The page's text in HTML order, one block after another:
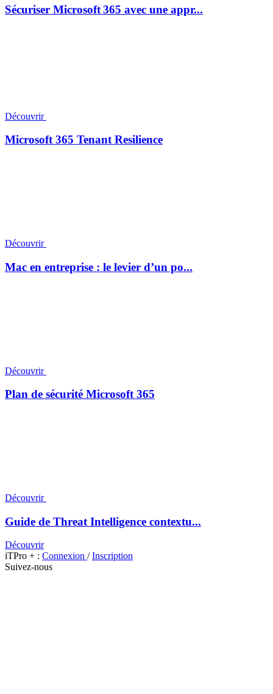
Sécuriser Microsoft 365 avec une appr...
Découvrir
Microsoft 365 Tenant Resilience
Découvrir
Mac en entreprise : le levier d’un po...
Découvrir
Plan de sécurité Microsoft 365
Découvrir
Guide de Threat Intelligence contextu...
Découvrir
iTPro + : Connexion /Inscription
Suivez-nous